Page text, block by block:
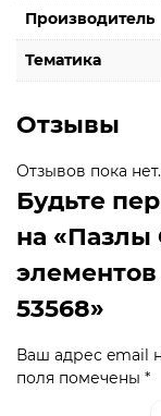
Производитель
Тематика
Отзывы
Отзывов пока нет.
Будьте
на «Пазлы
53568»
Ваш адрес email
поля помечены *